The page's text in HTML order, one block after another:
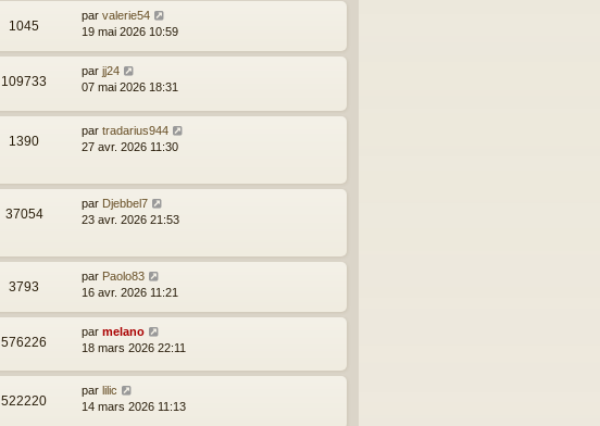
1045
par valerie54
19 mai 2026 10:59
109733
par jj24
07 mai 2026 18:31
1390
par tradarius944
27 avr. 2026 11:30
37054
par Djebbel7
23 avr. 2026 21:53
3793
par Paolo83
16 avr. 2026 11:21
576226
par melano
18 mars 2026 22:11
522220
par lilic
14 mars 2026 11:13